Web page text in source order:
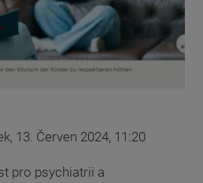
13. Červen 2024, 11:20
pro psychiatrii a